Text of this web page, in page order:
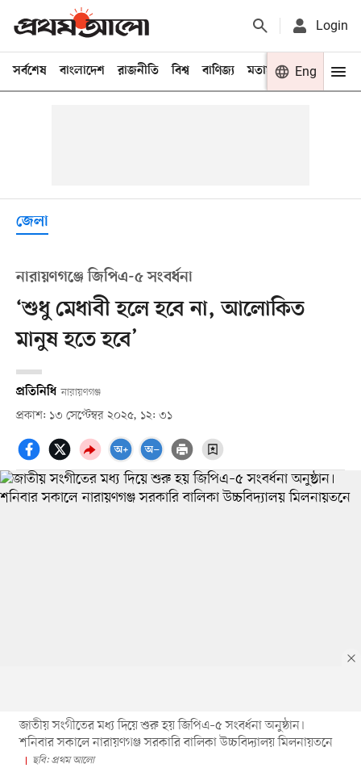
Login
সর্বশেষ বাংলাদেশ রাজনীতি বিশ্ব বাণিজ্য মতামত খেলা
Eng
জেলা
নারায়ণগঞ্জে জিপিএ-৫ সংবর্ধনা
‘শুধু মেধাবী হলে হবে না, আলোকিত
মানুষ হতে হবে’
প্রতিনিধি নারায়ণগঞ্জ
প্রকাশ: ১৩ সেপ্টেম্বর ২০২৫, ১২: ৩১
জাতীয় সংগীতের মধ্য দিয়ে শুরু হয় জিপিএ–৫ সংবর্ধনা অনুষ্ঠান।
শনিবার সকালে নারায়ণগঞ্জ সরকারি বালিকা উচ্চবিদ্যালয় মিলনায়তনে
ছবি: প্রথম আলো